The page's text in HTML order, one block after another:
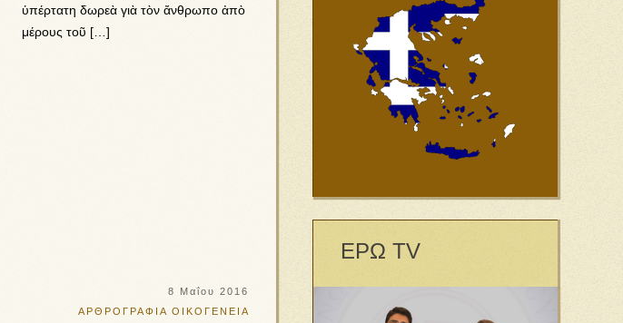
ὑπέρτατη δωρεὰ γιὰ τὸν ἄνθρωπο ἀπὸ
μέρους τοῦ […]
8 Μαΐου 2016
ΑΡΘΡΟΓΡΑΦΙΑ ΟΙΚΟΓΕΝΕΙΑ
ΕΡΩ TV